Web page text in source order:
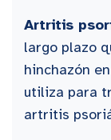
Artritis
largo plazo
hinchazón
utiliza para
artritis